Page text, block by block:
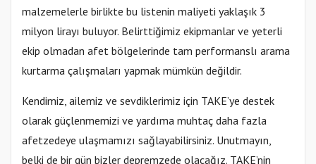
malzemelerle birlikte bu listenin maliyeti yaklaşık 3
milyon lirayı buluyor. Belirttiğimiz ekipmanlar ve yeterli
ekip olmadan afet bölgelerinde tam performanslı arama
kurtarma çalışmaları yapmak mümkün değildir.
Kendimiz, ailemiz ve sevdiklerimiz için TAKE’ye destek
olarak güçlenmemizi ve yardıma muhtaç daha fazla
afetzedeye ulaşmamızı sağlayabilirsiniz. Unutmayın,
belki de bir gün bizler depremzede olacağız. TAKE’nin